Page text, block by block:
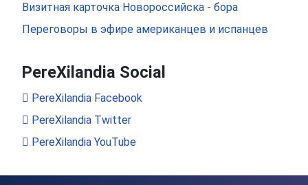
Визитная карточка Новороссийска - бора
Переговоры в эфире американцев и испанцев
PereXilandia Social
PereXilandia Facebook
PereXilandia Twitter
PereXilandia YouTube